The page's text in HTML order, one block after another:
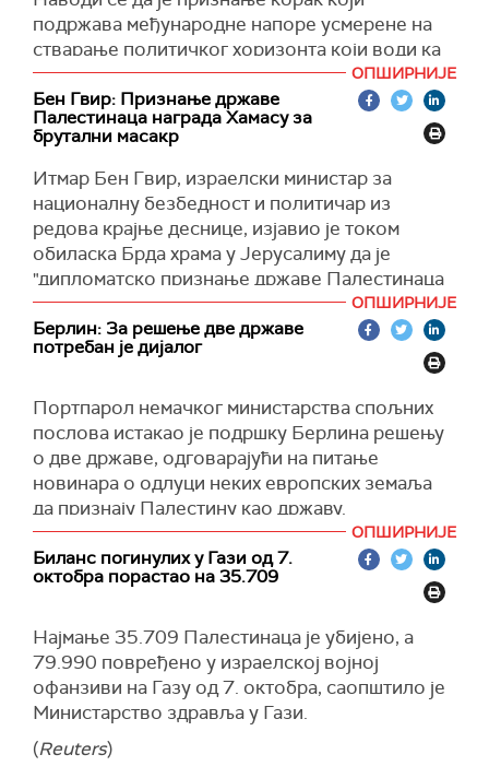
теоријско питање постаје стварно питање на
које ће морати да се одговори на овај или онај
начин", оценио је државни секретар.
(Reuters)
подржава међународне напоре усмерене на
стварање политичког хоризонта који води ка
успостављању независне палестинске државе
на границима из 1967. године.
Одлуку европских земаља поздравила је и
спољних послова истакло да се овим потезом
потврђује међународни консензус о
инхерентном праву палестинског народа на
самоопредељење.
(WAFA)
ОПШИРНИЈЕ
Бен Гвир: Признање државе
Палестинаца награда Хамасу за
брутални масакр
Итмар Бен Гвир, израелски министар за
националну безбедност и политичар из
редова крајње деснице, изјавио је током
обиласка Брда храма у Јерусалиму да је
"дипломатско признање државе Палестинаца
награда Хамасу за брутални масакр 7. октобра
у јужном Израелу".
Бен Гвир је оптужио Норвешку, Шпанију и
"дају награду Нукхби, јединици елитних
Хамасових командоса, убицама и
злостављачима".
Његови коментари су уследили након што су
норвешки премијер Јонас Гар Сторе и
шпански премијер Педро Санчез јутрос
објавили да ће њихове земље 28. маја
озваничити признавање палестинске државе
заједно са Ирском, чији је лидер Сајмон Харис
изразио очекивање да ће им се и друге земље
придружити.
"Да бисмо уништили Хамас, морамо да идемо у
Рафу, до краја", рекао је Бен Гвир, позивајући
да се прекину испоруке горива у Газу и
ОПШИРНИЈЕ
Берлин: За решење две државе
потребан је дијалог
Портпарол немачког министарства спољних
послова истакао је подршку Берлина решењу
о две државе, одговарајући на питање
новинара о одлуци неких европских земаља
да признају Палестину као државу.
"Независна палестинска држава остаје чврст
циљ немачке спољне политике“, рекао је
портпарол на редовној конференцији за
потребан процес дијалога.
(Reuters)
ОПШИРНИЈЕ
Биланс погинулих у Гази од 7.
октобра порастао на 35.709
Најмање 35.709 Палестинаца је убијено, а
79.990 повређено у израелској војној
офанзиви на Газу од 7. октобра, саопштило је
Министарство здравља у Гази.
(Reuters)